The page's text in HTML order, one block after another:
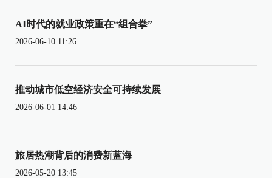
AI时代的就业政策重在“组合拳”
2026-06-10 11:26
推动城市低空经济安全可持续发展
2026-06-01 14:46
旅居热潮背后的消费新蓝海
2026-05-20 13:45